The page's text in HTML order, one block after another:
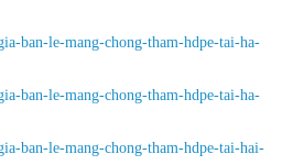
ban-le-mang-chong-tham-hdpe-tai-ha-
ban-le-mang-chong-tham-hdpe-tai-ha-
ban-le-mang-chong-tham-hdpe-tai-hai-